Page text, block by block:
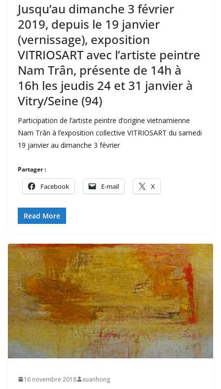
Jusqu’au dimanche 3 février
2019, depuis le 19 janvier
(vernissage), exposition
VITRIOSART avec l’artiste peintre
Nam Trân, présente de 14h à
16h les jeudis 24 et 31 janvier à
Vitry/Seine (94)
Participation de l’artiste peintre d’origine vietnamienne
Nam Trân à l’exposition collective VITRIOSART du samedi
19 janvier au dimanche 3 février
Partager :
Facebook E-mail X
Read More
16 novembre 2018 xuanhong